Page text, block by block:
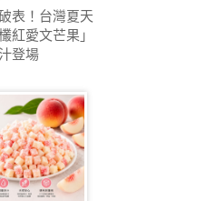
表！台灣夏天
紅愛文芒果」
登場